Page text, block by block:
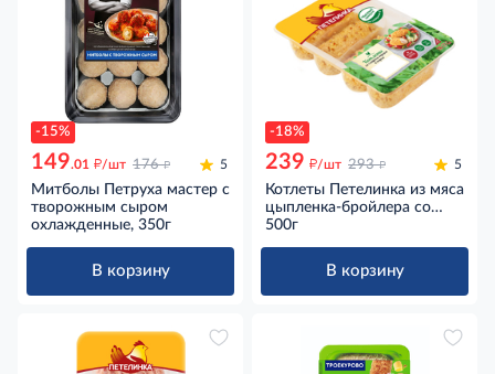
-15%
149.01 д/шт 176 д 5
Митболы Петруха мастер с
творожным сыром
охлажденные, 350г
В корзину
-18%
239 д/шт 293 д 5
Котлеты Петелинка из мяса
цыпленка-бройлера со
сладким перцем и сыром,
500г
В корзину